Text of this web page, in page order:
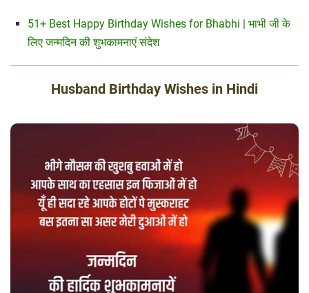
51+ Best Happy Birthday Wishes for Bhabhi | भाभी जी के
लिए जन्मदिन की शुभकामनाएं संदेश
Husband Birthday Wishes in Hindi